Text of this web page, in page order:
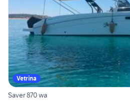
Vetrina
Saver 870 wa